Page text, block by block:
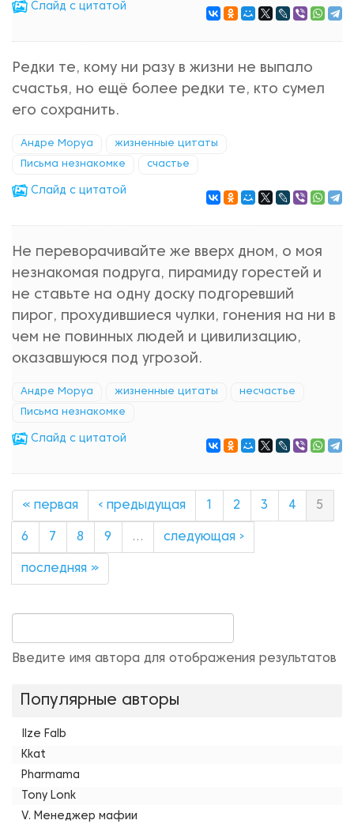
Cлайд с цитатой
Редки те, кому ни разу в жизни не выпало
счастья, но ещё более редки те, кто сумел
его сохранить.
Андре Моруа жизненные цитаты
Письма незнакомке счастье
Cлайд с цитатой
Не переворачивайте же вверх дном, о моя
незнакомая подруга, пирамиду горестей и
не ставьте на одну доску подгоревший
пирог, прохудившиеся чулки, гонения на ни в
чем не повинных людей и цивилизацию,
оказавшуюся под угрозой.
Андре Моруа жизненные цитаты несчастье
Письма незнакомке
Cлайд с цитатой
« первая ‹ предыдущая 2 3 4 5
6 7 8 9 … следующая ›
последняя »
Введите имя автора для отображения результатов
Популярные авторы
Ilze Falb
Kkat
Pharmama
Tony Lonk
V. Менеджер мафии